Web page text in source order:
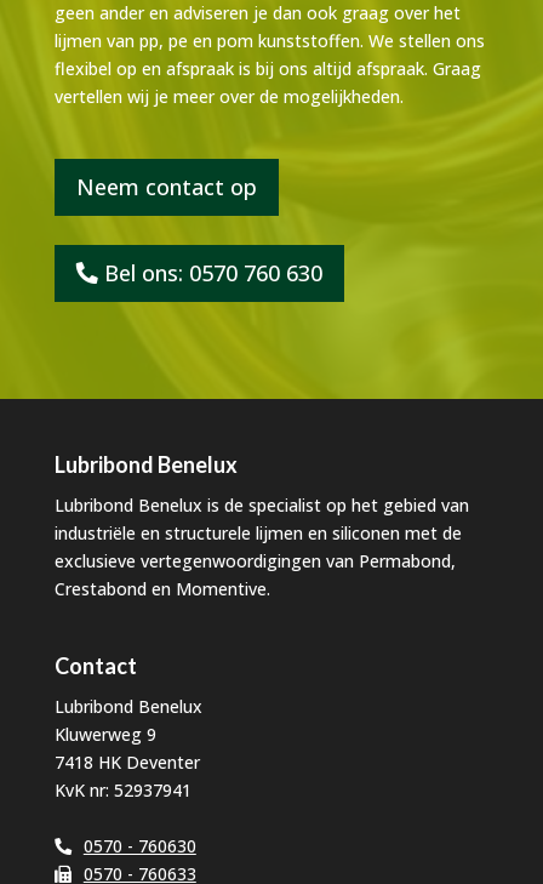
geen ander en adviseren je dan ook graag over het
lijmen van pp, pe en pom kunststoffen. We stellen ons
flexibel op en afspraak is bij ons altijd afspraak. Graag
vertellen wij je meer over de mogelijkheden.
Neem contact op
Bel ons: 0570 760 630
Lubribond Benelux
Lubribond Benelux is de specialist op het gebied van
industriële en structurele lijmen en siliconen met de
exclusieve vertegenwoordigingen van Permabond,
Crestabond en Momentive.
Contact
Lubribond Benelux
Kluwerweg 9
7418 HK Deventer
KvK nr: 52937941
0570 - 760630
0570 - 760633